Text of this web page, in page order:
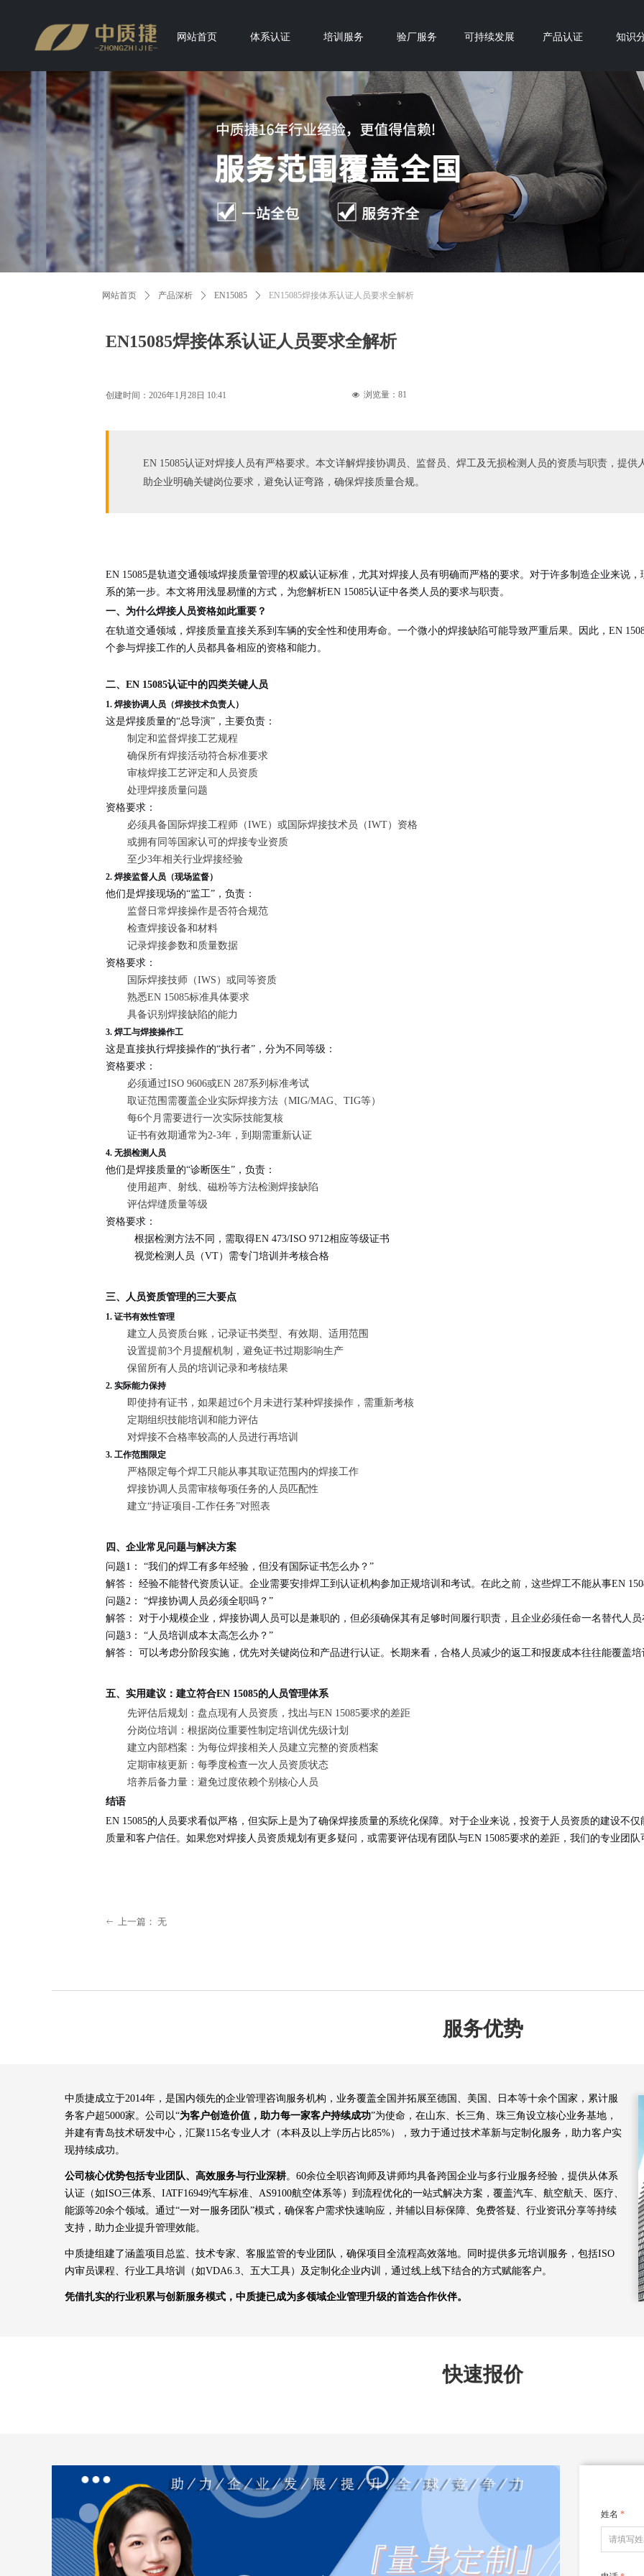
网站首页 体系认证 培训服务 验厂服务 可持续发展 产品认证 知识
EN15085焊接体系认证人员要求全解析
网站首页 ꄲ 产品深析 ꄲ EN15085 ꄲ EN15085焊接体系认证人员要求全解析
EN 15085是轨道交通领域焊接质量管理的权威认证标准，尤其对焊接人员有明确而严格的要求。对于许多制造企业来说
系的第一步。本文将用浅显易懂的方式，为您解析EN 15085认证中各类人员的要求与职责。
一、为什么焊接人员资格如此重要？
在轨道交通领域，焊接质量直接关系到车辆的安全性和使用寿命。一个微小的焊接缺陷可能导致严重后果。因此，EN
个参与焊接工作的人员都具备相应的资格和能力。
二、EN 15085认证中的四类关键人员
1. 焊接协调人员（焊接技术负责人）
这是焊接质量的“总导演”，主要负责：
制定和监督焊接工艺规程
确保所有焊接活动符合标准要求
审核焊接工艺评定和人员资质
处理焊接质量问题
资格要求：
必须具备国际焊接工程师（IWE）或国际焊接技术员（IWT）资格
或拥有同等国家认可的焊接专业资质
至少3年相关行业焊接经验
2. 焊接监督人员（现场监督）
他们是焊接现场的“监工”，负责：
监督日常焊接操作是否符合规范
检查焊接设备和材料
记录焊接参数和质量数据
资格要求：
国际焊接技师（IWS）或同等资质
熟悉EN 15085标准具体要求
具备识别焊接缺陷的能力
3. 焊工与焊接操作工
这是直接执行焊接操作的“执行者”，分为不同等级：
资格要求：
必须通过ISO 9606或EN 287系列标准考试
取证范围需覆盖企业实际焊接方法（MIG/MAG、TIG等）
每6个月需要进行一次实际技能复核
证书有效期通常为2-3年，到期需重新认证
4. 无损检测人员
他们是焊接质量的“诊断医生”，负责：
使用超声、射线、磁粉等方法检测焊接缺陷
评估焊缝质量等级
资格要求：
根据检测方法不同，需取得EN 473/ISO 9712相应等级证书
视觉检测人员（VT）需专门培训并考核合格
三、人员资质管理的三大要点
1. 证书有效性管理
建立人员资质台账，记录证书类型、有效期、适用范围
设置提前3个月提醒机制，避免证书过期影响生产
保留所有人员的培训记录和考核结果
2. 实际能力保持
即使持有证书，如果超过6个月未进行某种焊接操作，需重新考核
定期组织技能培训和能力评估
对焊接不合格率较高的人员进行再培训
3. 工作范围限定
严格限定每个焊工只能从事其取证范围内的焊接工作
焊接协调人员需审核每项任务的人员匹配性
建立“持证项目-工作任务”对照表
四、企业常见问题与解决方案
问题1：
“我们的焊工有多年经验，但没有国际证书怎么办？”
解答：
经验不能替代资质认证。企业需要安排焊工到认证机构参加正规培训和考试。在此之前，这些焊工不能从事EN
问题2：
“焊接协调人员必须全职吗？”
解答：
对于小规模企业，焊接协调人员可以是兼职的，但必须确保其有足够时间履行职责，且企业必须任命一名替代人员
问题3：
“人员培训成本太高怎么办？”
解答：
可以考虑分阶段实施，优先对关键岗位和产品进行认证。长期来看，合格人员减少的返工和报废成本往往能覆盖培
五、实用建议：建立符合EN 15085的人员管理体系
先评估后规划 ：盘点现有人员资质，找出与EN 15085要求的差距
分岗位培训
：根据岗位重要性制定培训优先级计划
建立内部档案 ：为每位焊接相关人员建立完整的资质档案
定期审核更新 ：每季度检查一次人员资质状态
培养后备力量 ：避免过度依赖个别核心人员
结语
EN 15085的人员要求看似严格，但实际上是为了确保焊接质量的系统化保障。对于企业来说，投资于人员资质的建设不
质量和客户信任。如果您对焊接人员资质规划有更多疑问，或需要评估现有团队与EN 15085要求的差距，我们的专业团队
ꂃ 上一篇： 无
넶 浏览量： 81
创建时间： 2026年1月28日 10:41
快速报价
姓名 *
服务优势
中质捷成立于2014年，是国内领先的企业管理咨询服务机构，业务覆盖全国并拓展至德国、美国、日本等十余个国家，累计服
务客户超5000家。公司以“为客户创造价值，助力每一家客户持续成功”为使命，在山东、长三角、珠三角设立核心业务基地，
并建有青岛技术研发中心，汇聚115名专业人才（本科及以上学历占比85%），致力于通过技术革新与定制化服务，助力客户实
现持续成功。
公司核心优势包括专业团队、高效服务与行业深耕。60余位全职咨询师及讲师均具备跨国企业与多行业服务经验，提供从体系
认证（如ISO三体系、IATF16949汽车标准、AS9100航空体系等）到流程优化的一站式解决方案，覆盖汽车、航空航天、医疗、
能源等20余个领域。通过“一对一服务团队”模式，确保客户需求快速响应，并辅以目标保障、免费答疑、行业资讯分享等持续
支持，助力企业提升管理效能。
中质捷组建了涵盖项目总监、技术专家、客服监管的专业团队，确保项目全流程高效落地。同时提供多元培训服务，包括ISO
内审员课程、行业工具培训（如VDA6.3、五大工具）及定制化企业内训，通过线上线下结合的方式赋能客户。
凭借扎实的行业积累与创新服务模式，中质捷已成为多领域企业管理升级的首选合作伙伴。
EN 15085认证对焊接人员有严格要求。本文详解焊接协调员、监督员、焊工及无损检测人员的资质与职责，提供
助企业明确关键岗位要求，避免认证弯路，确保焊接质量合规。